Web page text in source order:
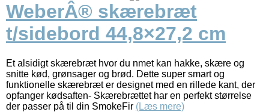
WeberÂ® skærebræt
t/sidebord 44,8×27,2 cm
Et alsidigt skærebræt hvor du nmet kan hakke, skære og
snitte kød, grønsager og brød. Dette super smart og
funktionelle skærebræt er designet med en rillede kant, der
opfanger kødsaften- Skærebrættet har en perfekt størrelse
der passer på til din SmokeFir (Læs mere)